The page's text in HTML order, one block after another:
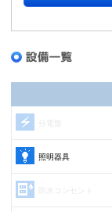
照明器具